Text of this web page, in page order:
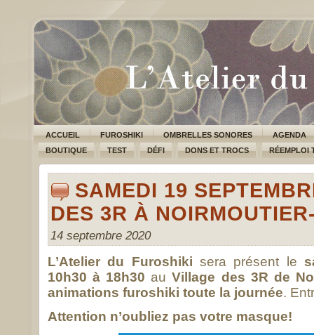
ACCUEIL FUROSHIKI OMBRELLES SONORES
AGENDA
BOUTIQUE
TEST DÉFI DONS ET TROCS RÉEMPLOI
SAMEDI 19
DES 3R À
14 septembre 2020
L’Atelier du Furoshiki sera présent le
10h30 à 18h30 auVillage des 3R de
animations furoshiki toute la journée.
Attention n’oubliez pas votre masque!